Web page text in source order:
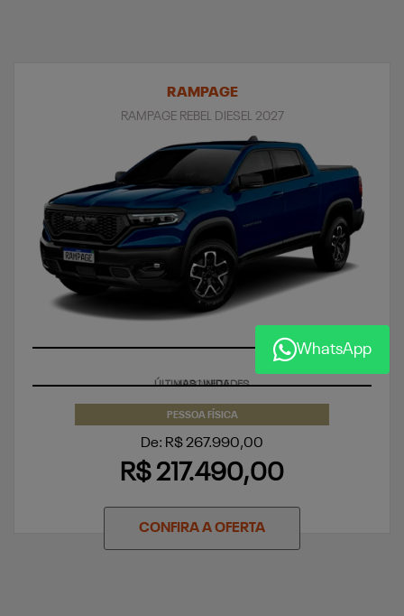
RAMPAGE
RAMPAGE REBEL DIESEL 2027
PESSOA FÍSICA
De: R$ 267.990,00
R$ 217.490,00
CONFIRA A OFERTA
WhatsApp